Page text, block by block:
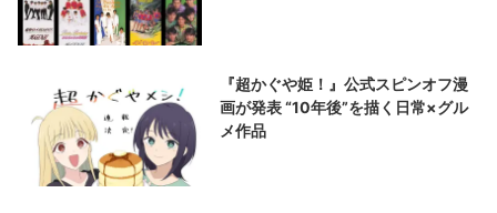
『超かぐや姫！』公式スピンオフ漫
画が発表 “10年後”を描く日常×グル
メ作品